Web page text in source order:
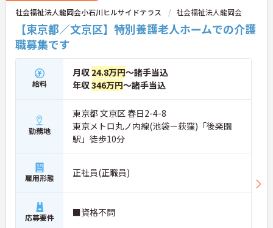
社会福祉法人龍岡会小石川ヒルサイドテラス 社会福祉法人龍岡会
【東京都／文京区】特別養護老人ホームでの介護
職募集です
給料
月収 24.8万円～諸手当込
年収346万円～諸手当込
勤務地
東京都 文京区 春日2-4-8
東京メトロ丸ノ内線(池袋－荻窪)「後楽園
駅」徒歩10分
雇用形態 正社員(正職員)
応募要件 ■資格不問